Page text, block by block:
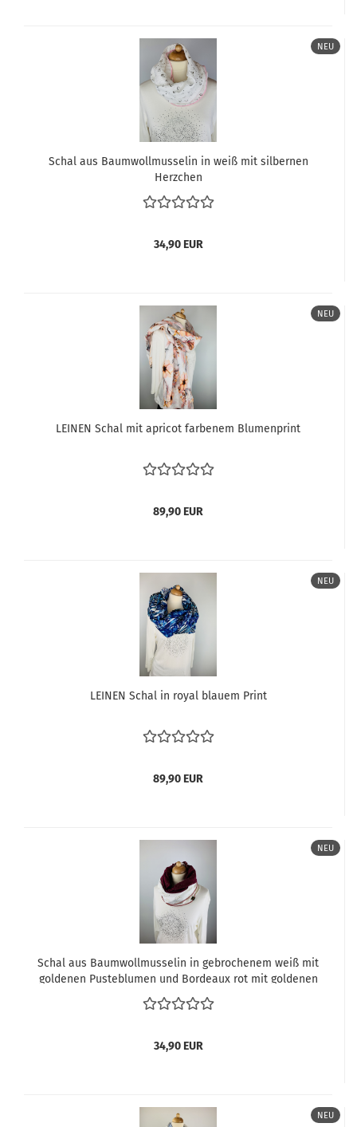
NEU
Schal aus Baumwollmusselin in weiß mit silbernen
Herzchen
34,90 EUR
NEU
LEINEN Schal mit apricot farbenem Blumenprint
89,90 EUR
NEU
LEINEN Schal in royal blauem Print
89,90 EUR
NEU
Schal aus Baumwollmusselin in gebrochenem weiß mit
goldenen Pusteblumen und Bordeaux rot mit goldenen
Tropfen
34,90 EUR
NEU